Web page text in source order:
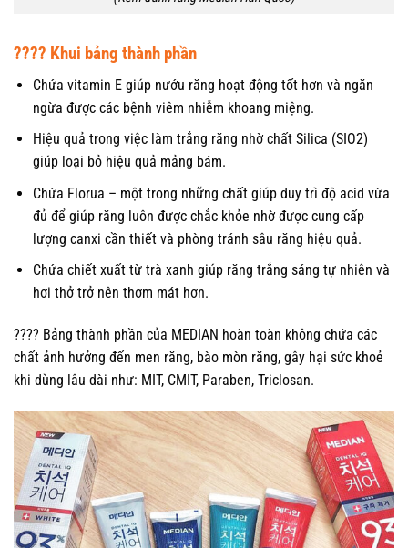
???? Khui bảng thành phần
Chứa vitamin E giúp nướu răng hoạt động tốt hơn và ngăn
ngừa được các bệnh viêm nhiễm khoang miệng.
Hiệu quả trong việc làm trắng răng nhờ chất Silica (SIO2)
giúp loại bỏ hiệu quả mảng bám.
Chứa Florua – một trong những chất giúp duy trì độ acid vừa
đủ để giúp răng luôn được chắc khỏe nhờ được cung cấp
lượng canxi cần thiết và phòng tránh sâu răng hiệu quả.
Chứa chiết xuất từ trà xanh giúp răng trắng sáng tự nhiên và
hơi thở trở nên thơm mát hơn.
???? Bảng thành phần của MEDIAN hoàn toàn không chứa các
chất ảnh hưởng đến men răng, bào mòn răng, gây hại sức khoẻ
khi dùng lâu dài như: MIT, CMIT, Paraben, Triclosan.